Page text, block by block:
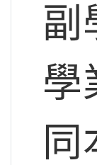
副
學